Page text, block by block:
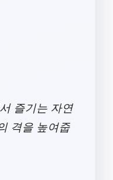
즐기는 자연
격을 높여줍